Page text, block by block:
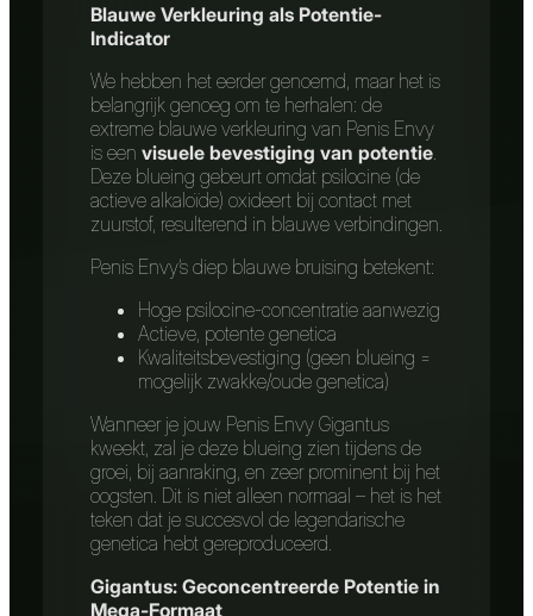
Blauwe Verkleuring als Potentie-
Indicator
We hebben het eerder genoemd, maar het is
belangrijk genoeg om te herhalen: de
extreme blauwe verkleuring van Penis Envy
is een visuele bevestiging van potentie
Deze blueing gebeurt omdat psilocine (de
actieve alkaloïde) oxideert bij contact met
zuurstof, resulterend in blauwe verbindingen.
Penis Envy’s diep blauwe bruising betekent:
Hoge psilocine-concentratie aanwezig
Actieve, potente genetica
Kwaliteitsbevestiging (geen blueing =
mogelijk zwakke/oude genetica)
Wanneer je jouw Penis Envy Gigantus
kweekt, zal je deze blueing zien tijdens de
groei, bij aanraking, en zeer prominent bij het
oogsten. Dit is niet alleen normaal – het is het
teken dat je succesvol de legendarische
genetica hebt gereproduceerd.
Gigantus: Geconcentreerde Potentie in
Mega-Formaat